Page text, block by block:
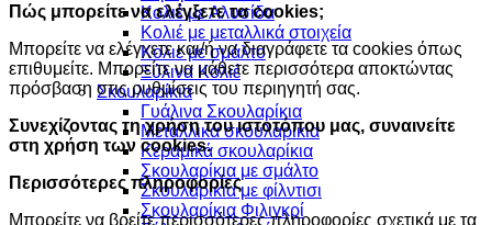
Κολιέ με Αλυσίδα
Κολιέ με μεταλλικά στοιχεία
Κολιε με σμάλτο
Ξύλινα Κολιέ
Σκουλαρίκια
Γυάλινα Σκουλαρίκια
Μεταλλικά σκουλαρίκια
Κεραμικά σκουλαρίκια
Σκουλαρίκια με σμάλτο
Σκουλαρίκια με φίλντισι
Σκουλαρίκια Φιλιγκρί
Πώς μπορείτε να ελέγξετε τα cookies;
Μπορείτε να ελέγχετε και/ή να διαγράφετε τα cookies όπως
επιθυμείτε. Μπορείτε να μάθετε περισσότερα αποκτώντας
πρόσβαση στις ρυθμίσεις του περιηγητή σας.
Συνεχίζοντας τη χρήση του ιστοτόπου μας, συναινείτε
στη χρήση των cookies.
Περισσότερες πληροφορίες
Μπορείτε να βρείτε περισσότερες πληροφορίες σχετικά με τα